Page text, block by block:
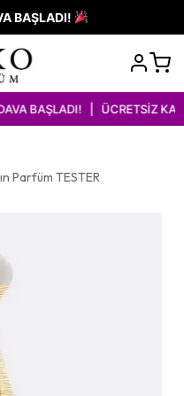
BAŞLADI!
BAŞLADI! | ÜCRETSİZ
Parfüm TESTER